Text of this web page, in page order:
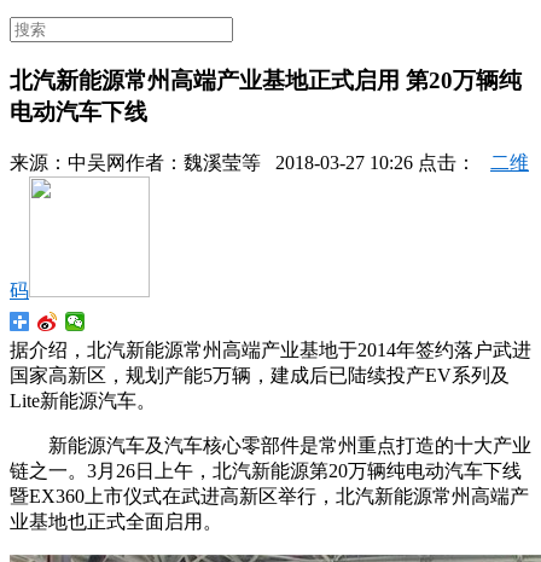
北汽新能源常州高端产业基地正式启用 第20万辆纯
电动汽车下线
来源： 中吴网作者： 魏溪莹等 2018-03-27 10:26 点击： 二维
码
据介绍，北汽新能源常州高端产业基地于2014年签约落户武进
国家高新区，规划产能5万辆，建成后已陆续投产EV系列及
Lite新能源汽车。
新能源汽车及汽车核心零部件是常州重点打造的十大产业
链之一。3月26日上午，北汽新能源第20万辆纯电动汽车下线
暨EX360上市仪式在武进高新区举行，北汽新能源常州高端产
业基地也正式全面启用。